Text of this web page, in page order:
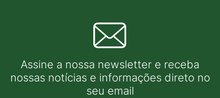
Assine a nossa newsletter e receba
nossas notícias e informações direto no
seu email